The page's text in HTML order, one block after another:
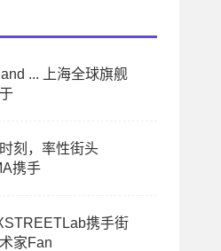
... 上海全球旗舰
刻，率性街头
携手
携手街
家Fan